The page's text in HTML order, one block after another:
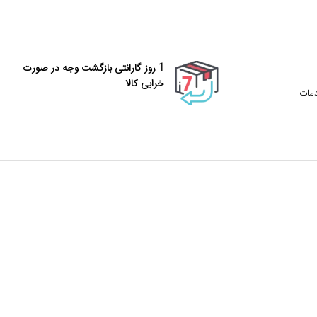
1 روز گارانتی بازگشت وجه در صورت
خرابی کالا